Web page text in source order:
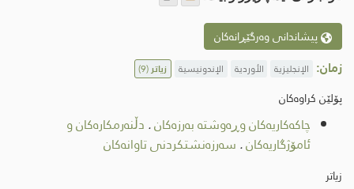
پیشاندانی وەرگێڕانەکان
زمان: الإنجليزية الأوردية الإندونيسية زیاتر(9)
پۆلێن کراوەکان
چاكەكاریەكان وڕەوشتە بەرزەکان. دڵنەرمکارەکان و
ئامۆژگاریەکان. سەرزەنشتکردنی تاوانەکان
زیاتر